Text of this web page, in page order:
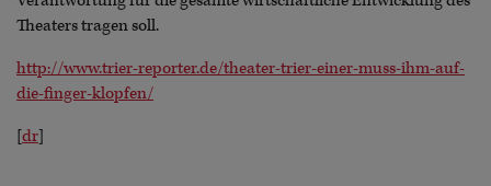
Theaters tragen soll.
http://www.trier-reporter.de/theater-trier-einer-muss-ihm-auf-
die-finger-klopfen/
[dr]